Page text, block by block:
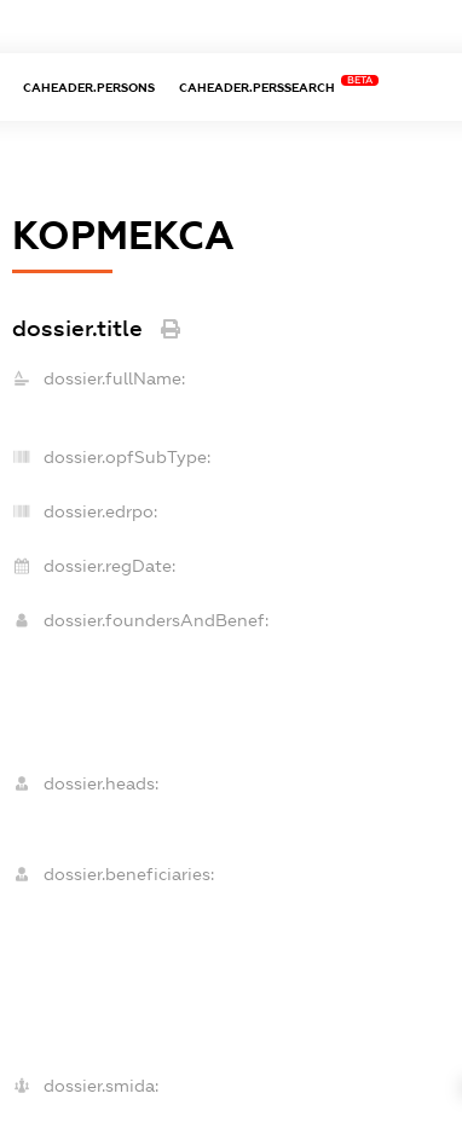
CAHEADER.PERSONS CAHEADER.PERSSEARCH
BETA
КОРМЕКСА
dossier.title
dossier.fullName:
dossier.opfSubType:
dossier.edrpo:
dossier.regDate:
dossier.foundersAndBenef:
dossier.heads:
dossier.beneficiaries:
dossier.smida: